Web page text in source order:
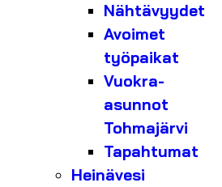
Nähtävyydet
Avoimet
työpaikat
Vuokra-
asunnot
Tohmajärvi
Tapahtumat
Heinävesi